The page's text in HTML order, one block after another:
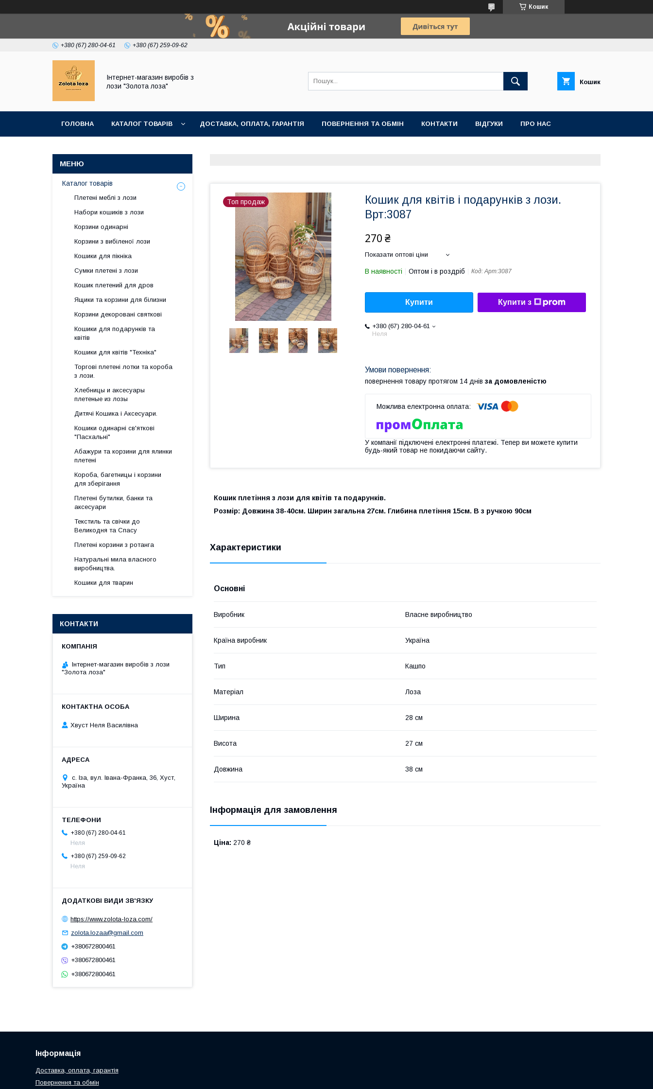
Кошик
+380 (67) 280-04-61 +380 (67) 259-09-62
Інтернет-магазин виробів з
лози "Золота лоза"
Кошик
ГОЛОВНА КАТАЛОГ ТОВАРІВ ДОСТАВКА, ОПЛАТА, ГАРАНТІЯ ПОВЕРНЕННЯ ТА ОБМІН КОНТАКТИ ВІДГУКИ ПРО НАС
Топ продаж
Кошик для квітів і подарунків з лози.
Врт:3087
270 ₴
Показати оптові ціни
В наявності Оптом і в роздріб Код:Арт:3087
Купити Купити з
+380 (67) 280-04-61
Неля
повернення товару протягом 14 днів за домовленістю
У компанії підключені електронні платежі. Тепер ви можете купити
будь-який товар не покидаючи сайту.
Кошик плетіння з лози для квітів та подарунків.
Розмір: Довжина 38-40см. Ширин загальна 27см. Глибина плетіння 15см. В з ручкою 90см
Характеристики
Основні
Виробник Власне виробництво
Країна виробник Україна
Тип Кашпо
Матеріал Лоза
Ширина 28 см
Висота 27 см
Довжина 38 см
Інформація для замовлення
Ціна: 270 ₴
Каталог товарів
Плетені меблі з лози
Набори кошиків з лози
Корзини одинарні
Корзини з вибіленої лози
Кошики для пікніка
Сумки плетені з лози
Кошик плетений для дров
Ящики та корзини для білизни
Корзини декоровані святкові
Кошики для подарунків та
квітів
Кошики для квітів "Техніка"
Торгові плетені лотки та короба
з лози.
Хлебницы и аксесуары
плетеные из лозы
Дитячі Кошика і Аксесуари.
Кошики одинарні св'яткові
"Пасхальні"
Абажури та корзини для ялинки
плетені
Короба, багетницы і корзини
для зберігання
Плетені бутилки, банки та
аксесуари
Текстиль та свічки до
Великодня та Спасу
Плетені корзини з ротанга
Натуральні мила власного
виробництва.
Кошики для тварин
КОНТАКТИ
Інтернет-магазин виробів з лози
"Золота лоза"
Хвуст Неля Василівна
с. Іза, вул. Івана-Франка, 36, Хуст,
Україна
+380 (67) 280-04-61
Неля
+380 (67) 259-09-62
Неля
https://www.zolota-loza.com/
zolota.lozaa@gmail.com
+380672800461
+380672800461
+380672800461
Інформація
Доставка, оплата, гарантія
Повернення та обмін